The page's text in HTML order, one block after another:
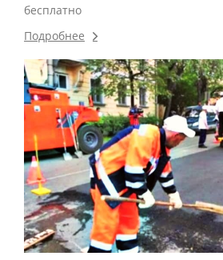
бесплатно
Подробнее